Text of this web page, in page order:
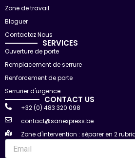
o
t
r
e
Zone de travail
Bloguer
Contactez Nous
SERVICES
Ouverture de porte
Remplacement de serrure
Renforcement de porte
Serrurier d'urgence
CONTACT US
+32 (0) 483 320 098
contact@sanexpress.be
Zone d'intervention : séparer en 2